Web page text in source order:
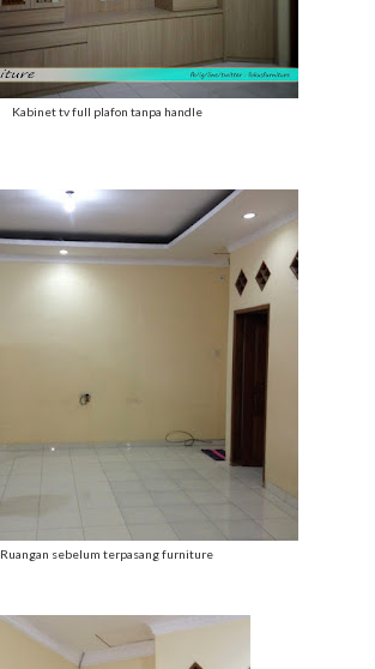
Kabinet tv full plafon tanpa handle
Ruangan sebelum terpasang furniture